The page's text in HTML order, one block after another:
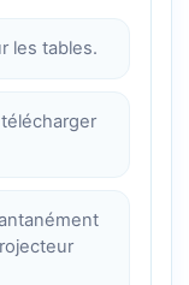
les tables.